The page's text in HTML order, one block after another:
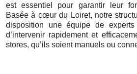
est essentiel pour garantir leur
Basée à cœur du Loiret, notre
disposition une équipe de experts
d’intervenir rapidement et
stores, qu’ils soient manuels ou